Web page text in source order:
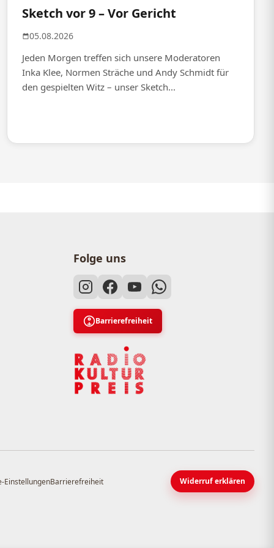
Sketch vor 9 – Vor Gericht
05.08.2026
Jeden Morgen treffen sich unsere Moderatoren
Inka Klee, Normen Sträche und Andy Schmidt für
den gespielten Witz – unser Sketch...
Folge uns
Barrierefreiheit
EinstellungenBarrierefreiheit Widerruf erklären